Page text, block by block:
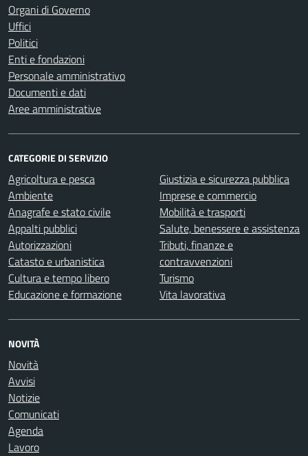
Organi di Governo
Uffici
Politici
Enti e fondazioni
Personale amministrativo
Documenti e dati
Aree amministrative
CATEGORIE DI SERVIZIO
Agricoltura e pesca
Ambiente
Anagrafe e stato civile
Appalti pubblici
Autorizzazioni
Catasto e urbanistica
Cultura e tempo libero
Educazione e formazione
Giustizia e sicurezza pubblica
Imprese e commercio
Mobilità e trasporti
Salute, benessere e assistenza
Tributi, finanze e
contravvenzioni
Turismo
Vita lavorativa
NOVITÀ
Novità
Avvisi
Notizie
Comunicati
Agenda
Lavoro